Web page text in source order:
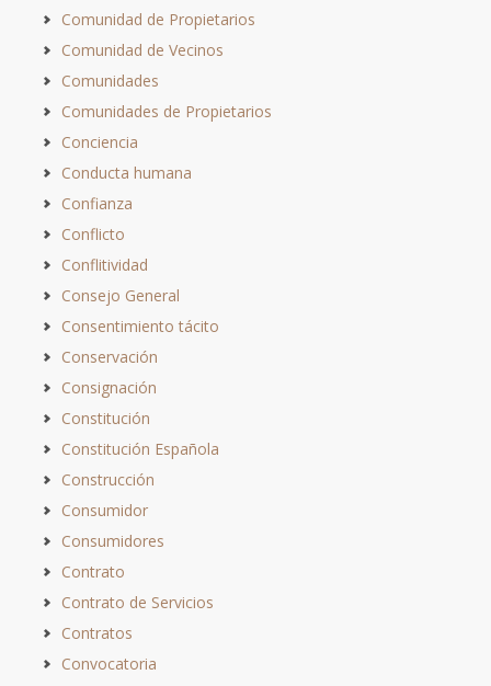
Comunidad de Propietarios
Comunidad de Vecinos
Comunidades
Comunidades de Propietarios
Conciencia
Conducta humana
Confianza
Conflicto
Conflitividad
Consejo General
Consentimiento tácito
Conservación
Consignación
Constitución
Constitución Española
Construcción
Consumidor
Consumidores
Contrato
Contrato de Servicios
Contratos
Convocatoria